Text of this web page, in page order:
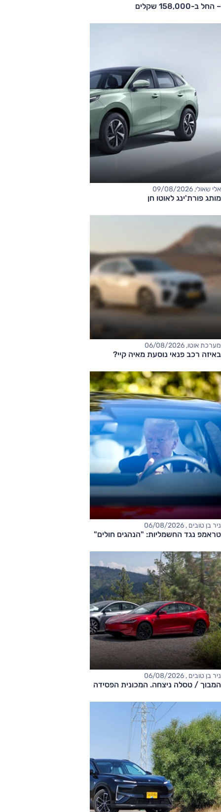
– החל ב-158,000 שקלים
אלי שאולי, 09/08/2026
מותג פורת'ינג לאוטו חן
מערכת אוטו, 06/08/2026
באיזה רכב פנאי נוסעת מאיה קיי?
ניר בן טובים , 06/08/2026
טראמפ נגד החשמליות: "הנהגים חולים"
ניר בן טובים , 06/08/2026
המבוך / טסלה ניצחה. המכונית הפסידה